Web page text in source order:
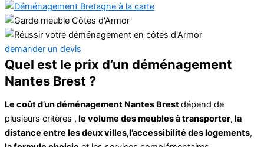
demander un devis
Quel est le prix d’un déménagement
Nantes Brest ?
Le coût d’un déménagement Nantes Brestdépend de
plusieurs critères , le volume des meubles à transporter, la
distance entre les deux villes,l’accessibilité des logements,